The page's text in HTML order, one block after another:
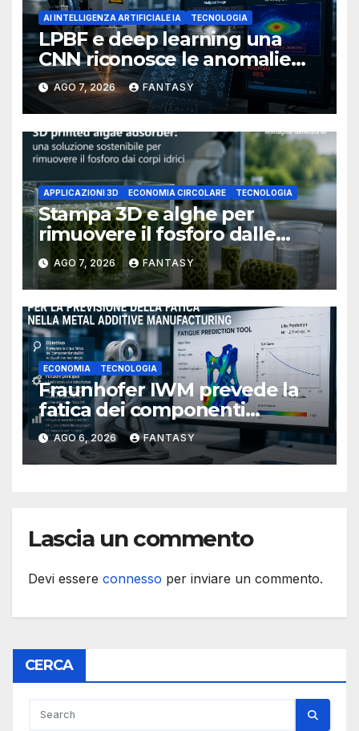
AI INTELLIGENZA ARTIFICIALE IA TECNOLOGIA
LPBF e deep learning una
CNN riconosce le anomalie
del bagno di fusione
AGO 7, 2026 FANTASY
APPLICAZIONI 3D ECONOMIA CIRCOLARE TECNOLOGIA
Stampa 3D e alghe per
rimuovere il fosforo dalle
acque il progetto della
Florida Atlantic University
AGO 7, 2026 FANTASY
ECONOMIA TECNOLOGIA
Fraunhofer IWM prevede la
fatica dei componenti
metallici stampati in 3D
AGO 6, 2026 FANTASY
Lascia un commento
Devi essere connesso per inviare un commento.
CERCA